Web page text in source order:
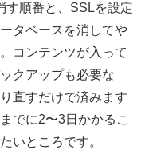
す順番と、SSLを設定
タベースを消してや
コンテンツが入って
クアップも必要な
直すだけで済みます
でに2〜3日かかるこ
いところです。